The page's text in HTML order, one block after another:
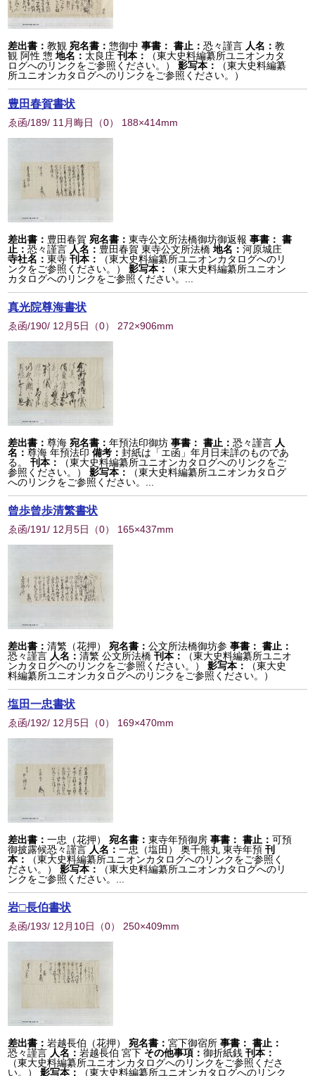
差出書：教観 宛名書：惣御中 事書： 書止：恐々謹言 人名：教
観 阿性 惣 地名： 太良庄 刊本：
（東大史料編纂所ユニオンカタ
ログへのリンクをご参照ください。）
影写本：
（東大史料編纂
所ユニオンカタログへのリンクをご参照ください。）
豊田春賀書状
ゑ函/189/ 11月晦日 （0） 188×414mm
差出書： 豊田春賀 宛名書：東寺公文所法橋御坊御返報 事書： 書
止：恐々謹言 人名： 豊田春賀 東寺公文所法橋 地名：河原城庄
寺社名：東寺 刊本：
（東大史料編纂所ユニオンカタログへのリ
ンクをご参照ください。）
影写本：
（東大史料編纂所ユニオン
カタログへのリンクをご参照ください。...
真光院尊海書状
ゑ函/190/ 12月5日 （0） 272×906mm
差出書：尊海 宛名書：年預法印御坊 事書： 書止：恐々謹言 人
名：尊海 年預法印 備考：封紙は「エ函」年月日未詳のものであ
る。
刊本：
（東大史料編纂所ユニオンカタログへのリンクをご
参照ください。）
影写本：
（東大史料編纂所ユニオンカタログ
へのリンクをご参照ください。...
曾歩曾歩清繁書状
ゑ函/191/ 12月5日 （0） 165×437mm
差出書：清繁（花押） 宛名書：公文所法橋御坊参 事書： 書止：
恐々謹言 人名：清繁 公文所法橋 刊本：
（東大史料編纂所ユニオ
ンカタログへのリンクをご参照ください。）
影写本：
（東大史
料編纂所ユニオンカタログへのリンクをご参照ください。）
塩田一忠書状
ゑ函/192/ 12月5日 （0） 169×470mm
差出書：一忠（花押） 宛名書：東寺年預御房 事書： 書止：可預
御披露候恐々謹言 人名：一忠（塩田） 奥千熊丸 東寺年預 刊
本：
（東大史料編纂所ユニオンカタログへのリンクをご参照く
ださい。）
影写本：
（東大史料編纂所ユニオンカタログへのリ
ンクをご参照ください。...
岩□長伯書状
ゑ函/193/ 12月10日 （0） 250×409mm
差出書：岩越長伯（花押） 宛名書：宮下御宿所 事書： 書止：
恐々謹言 人名：岩越長伯 宮下 その他事項：御折紙銭 刊本：
（東大史料編纂所ユニオンカタログへのリンクをご参照くださ
い。）
影写本：
（東大史料編纂所ユニオンカタログへのリンク